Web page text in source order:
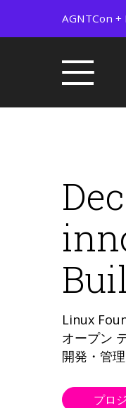
AGNTCon +
Linux
オープン
開発・管
プロ